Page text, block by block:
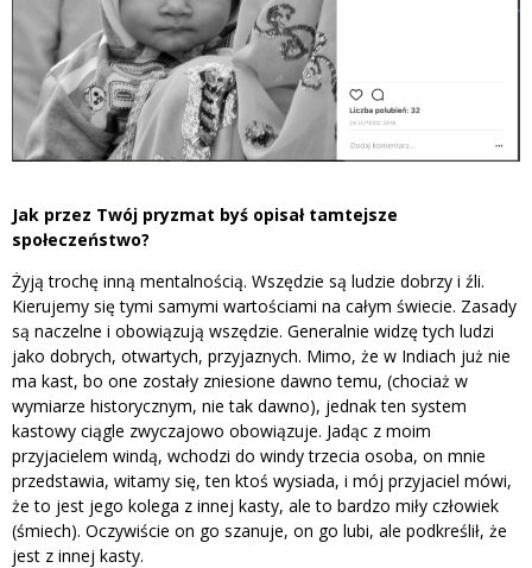
Jak przez Twój pryzmat byś opisał tamtejsze
społeczeństwo?
Żyją trochę inną mentalnością. Wszędzie są ludzie dobrzy i źli.
Kierujemy się tymi samymi wartościami na całym świecie. Zasady
są naczelne i obowiązują wszędzie. Generalnie widzę tych ludzi
jako dobrych, otwartych, przyjaznych. Mimo, że w Indiach już nie
ma kast, bo one zostały zniesione dawno temu, (chociaż w
wymiarze historycznym, nie tak dawno), jednak ten system
kastowy ciągle zwyczajowo obowiązuje. Jadąc z moim
przyjacielem windą, wchodzi do windy trzecia osoba, on mnie
przedstawia, witamy się, ten ktoś wysiada, i mój przyjaciel mówi,
że to jest jego kolega z innej kasty, ale to bardzo miły człowiek
(śmiech). Oczywiście on go szanuje, on go lubi, ale podkreślił, że
jest z innej kasty.